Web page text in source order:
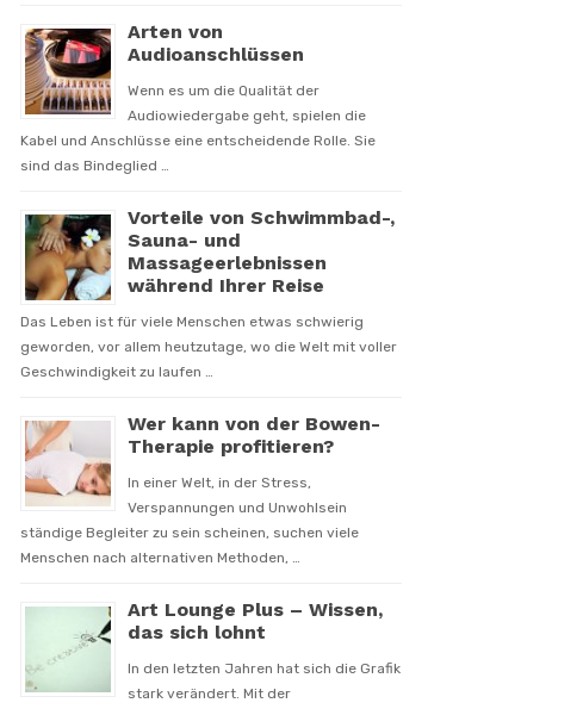
Arten von
Audioanschlüssen
Wenn es um die Qualität der
Audiowiedergabe geht, spielen die
Kabel und Anschlüsse eine entscheidende Rolle. Sie
sind das Bindeglied …
Vorteile von Schwimmbad-,
Sauna- und
Massageerlebnissen
während Ihrer Reise
Das Leben ist für viele Menschen etwas schwierig
geworden, vor allem heutzutage, wo die Welt mit voller
Geschwindigkeit zu laufen …
Wer kann von der Bowen-
Therapie profitieren?
In einer Welt, in der Stress,
Verspannungen und Unwohlsein
ständige Begleiter zu sein scheinen, suchen viele
Menschen nach alternativen Methoden, …
Art Lounge Plus – Wissen,
das sich lohnt
In den letzten Jahren hat sich die Grafik
stark verändert. Mit der